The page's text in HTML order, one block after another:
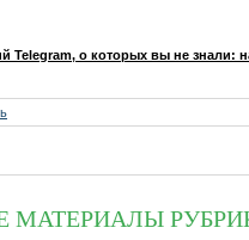
Telegram, о которых вы не знали:
МАТЕРИАЛЫ